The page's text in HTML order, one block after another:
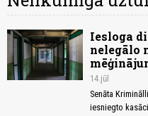
Iesloga
nelegālo
14.jūl
Senāta
iesniegto